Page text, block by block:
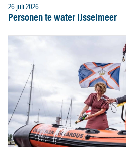
26 juli 2026
Personen te water IJsselmeer